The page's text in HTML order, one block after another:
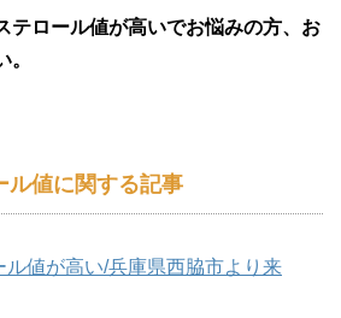
テロール値が高いでお悩みの方、お
ル値に関する記事
ル値が高い/兵庫県西脇市より来